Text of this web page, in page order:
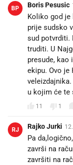
BP Boris Pesusic
Koliko god je
prije sudsko
sud potvrditi.
truditi. U
presude, kao
ekipu. Ovo je
u kojim će te
11 1
RJ Rajko Jurki
Pa
završi na
završiti na